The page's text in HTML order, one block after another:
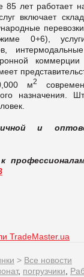
85 лет работает
включает
0+6),
м2
назначения.
и
TradeMaster.ua
> Все новости
, погрузчики